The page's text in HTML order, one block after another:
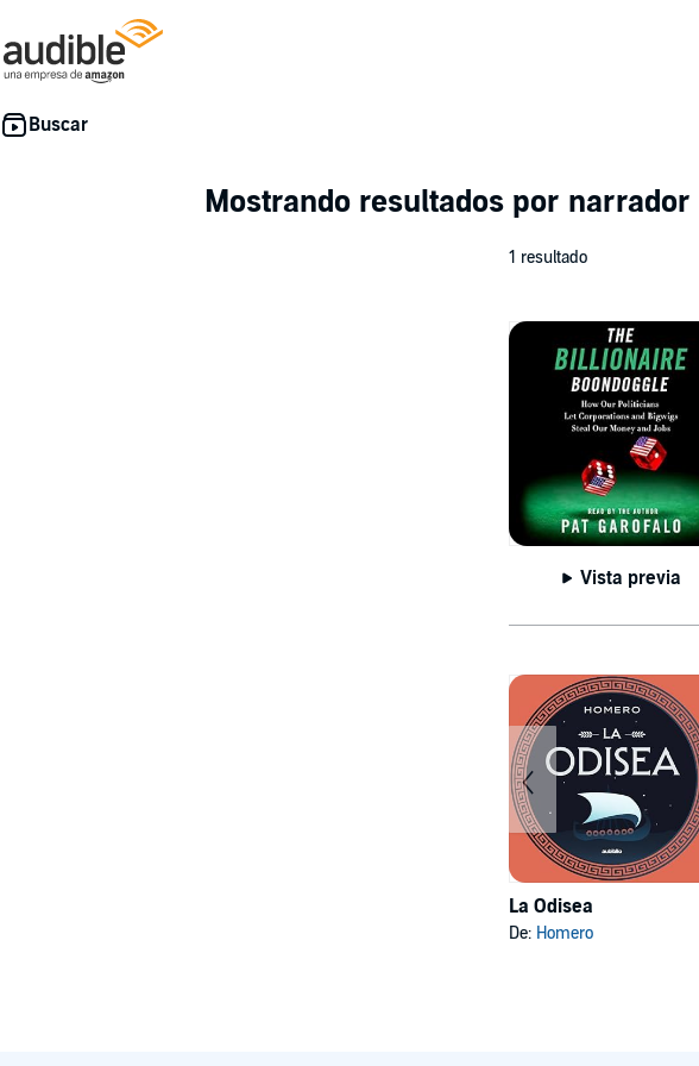
Mostrando resultados por narrador
1 resultado
Vista previa
La Odisea
De: Homero